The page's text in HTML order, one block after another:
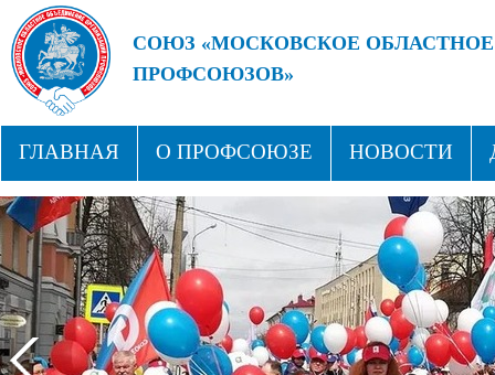
СОЮЗ «МОСКОВСКОЕ
ПРОФСОЮЗОВ»
ГЛАВНАЯ О ПРОФСОЮЗЕ НОВОСТИ
СТРУКТУРА ПРОФСОЮЗНЫЕ ЗДРАВНИЦЫ